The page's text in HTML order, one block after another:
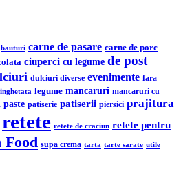
bauturi carne de pasare carne de porc
ciuperci cu legume de post
dulciuri diverse evenimente fara
inghetata legume mancaruri mancaruri cu
paste patiserie patiserii piersici prajitura
retete retete de craciun retete pentru
Food supa crema tarta tarte sarate utile